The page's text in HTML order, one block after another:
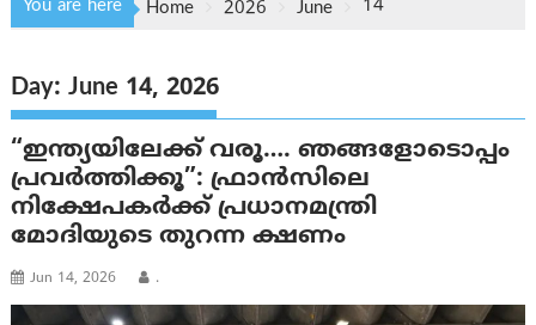
You are here Home 2026 June 14
Day:June 14, 2026
“ഇന്ത്യയിലേക്ക് വരൂ…. ഞങ്ങളോടൊപ്പം
പ്രവർത്തിക്കൂ”: ഫ്രാൻസിലെ
നിക്ഷേപകർക്ക് പ്രധാനമന്ത്രി
മോദിയുടെ തുറന്ന ക്ഷണം
Jun 14, 2026 .